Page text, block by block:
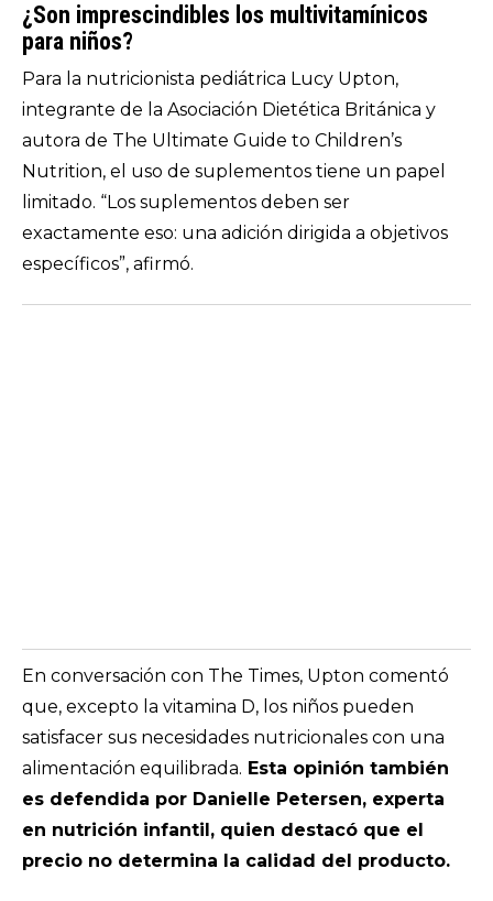
¿Son imprescindibles los multivitamínicos
para niños?
Para la nutricionista pediátrica Lucy Upton,
integrante de la Asociación Dietética Británica y
autora de The Ultimate Guide to Children’s
Nutrition, el uso de suplementos tiene un papel
limitado. “Los suplementos deben ser
exactamente eso: una adición dirigida a objetivos
específicos”, afirmó.
En conversación con The Times, Upton comentó
que, excepto la vitamina D, los niños pueden
satisfacer sus necesidades nutricionales con una
alimentación equilibrada. Esta opinión también
es defendida por Danielle Petersen, experta
en nutrición infantil, quien destacó que el
precio no determina la calidad del producto.